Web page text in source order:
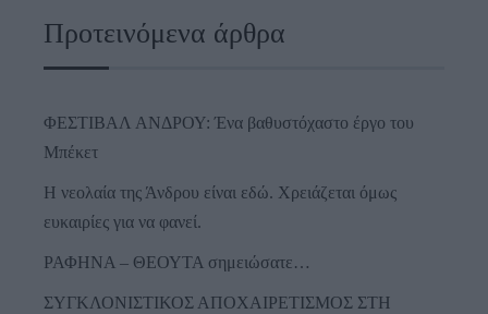
Προτεινόμενα άρθρα
ΦΕΣΤΙΒΑΛ ΑΝΔΡΟΥ: Ένα βαθυστόχαστο έργο του
Μπέκετ
Η νεολαία της Άνδρου είναι εδώ. Χρειάζεται όμως
ευκαιρίες για να φανεί.
ΡΑΦΗΝΑ – ΘΕΟΥΤΑ σημειώσατε…
ΣΥΓΚΛΟΝΙΣΤΙΚΟΣ ΑΠΟΧΑΙΡΕΤΙΣΜΟΣ ΣΤΗ